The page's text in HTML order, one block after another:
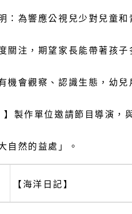
：為響應公視兒少對兒童
關注，期望家長能帶著孩
機會觀察、認識生態，幼
】製作單位邀請節目導演，
自然的益處」。
【海洋日記】